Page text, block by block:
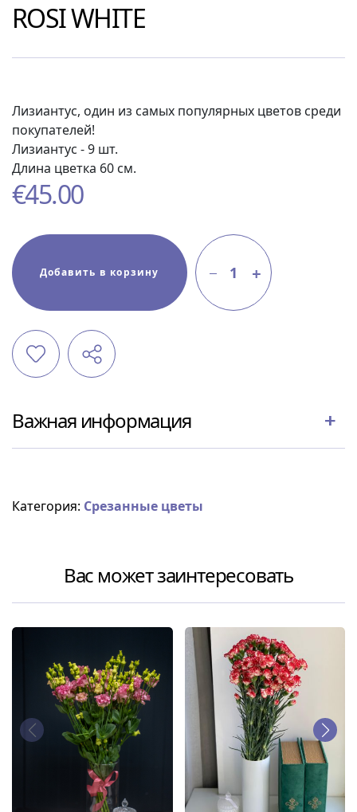
ROSI WHITE
Лизиантус, один из самых популярных цветов среди
покупателей!
Лизиантус - 9 шт.
Длина цветка 60 см.
€45.00
Добавить в корзину 1
Важная информация
Категория: Срезанные цветы
Вас может заинтересовать